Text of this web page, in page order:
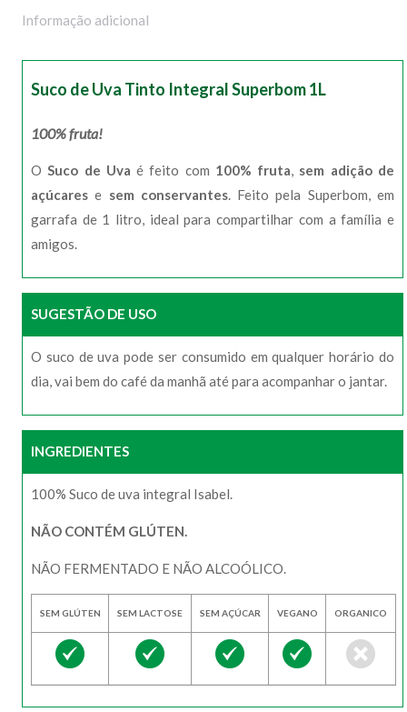
Informação adicional
Suco de Uva Tinto Integral Superbom 1L
100% fruta!
OSuco de Uva é feito com 100% fruta, sem adição de
açúcares e sem conservantes. Feito pela Superbom, em
garrafa de 1 litro, ideal para compartilhar com a família e
amigos.
SUGESTÃO DE USO
O suco de uva pode ser consumido em qualquer horário do
dia, vai bem do café da manhã até para acompanhar o jantar.
INGREDIENTES
100% Suco de uva integral Isabel.
NÃO CONTÉM GLÚTEN.
NÃO FERMENTADO E NÃO ALCOÓLICO.
SEM GLÚTEN SEM LACTOSE SEM AÇÚCAR VEGANO ORGANICO